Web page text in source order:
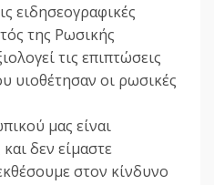
ειδησεογραφικές
της Ρωσικής
τις επιπτώσεις
υιοθέτησαν οι ρωσικές
μας είναι
δεν είμαστε
στον κίνδυνο